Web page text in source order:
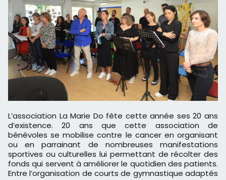
L’association La Marie Do fête cette année ses 20 ans
d’existence. 20 ans que cette association de
bénévoles se mobilise contre le cancer en organisant
ou en parrainant de nombreuses manifestations
sportives ou culturelles lui permettant de récolter des
fonds qui servent à améliorer le quotidien des patients.
Entre l’organisation de courts de gymnastique adaptés